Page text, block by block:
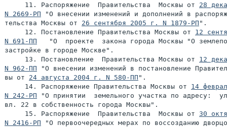
     11. Распоряжение  Правительства  Москвы от
28
N 2669-РП "О внесении изменений и дополнений в
тельства Москвы от 26 сентября 2005 г. N 1879-РП ".
     12. Постановление Правительства Москвы от
12
N 691-ПП
"О  проекте  закона города Москвы "О
застройке в городе Москве".
     13. Постановление  Правительства Москвы от
12
N 962-ПП "О внесении изменений в постановление
вы от 24 августа 2004 г. N 580-ПП ".
     14. Распоряжение Правительства Москвы от
14
N 242-РП "О принятии  земельного участка по адресу:
вл. 22 в собственность города Москвы".
     15. Распоряжение  Правительства  Москвы от
30
N 2416-РП "О первоочередных мерах по воссозданию